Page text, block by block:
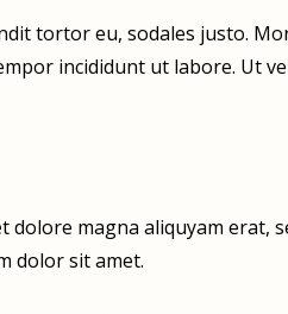
tortor eu, sodales justo.
incididunt ut labore. Ut
magna aliquyam erat,
dolor sit amet.